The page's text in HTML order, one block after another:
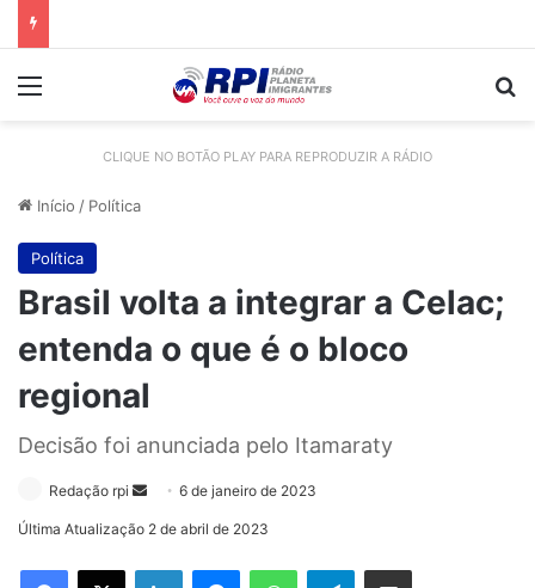
Menu
CLIQUE NO BOTÃO PLAY PARA REPRODUZIR A RÁDIO
Início / Política
Política
Brasil volta a integrar a Celac;
entenda o que é o bloco
regional
Decisão foi anunciada pelo Itamaraty
Redação rpi
Mande
mail
6 de janeiro de 2023
Última Atualização 2 de abril de 2023
Facebook
X LinkedinMessengerWhatsAppTelegramCompartilhar via e-mail